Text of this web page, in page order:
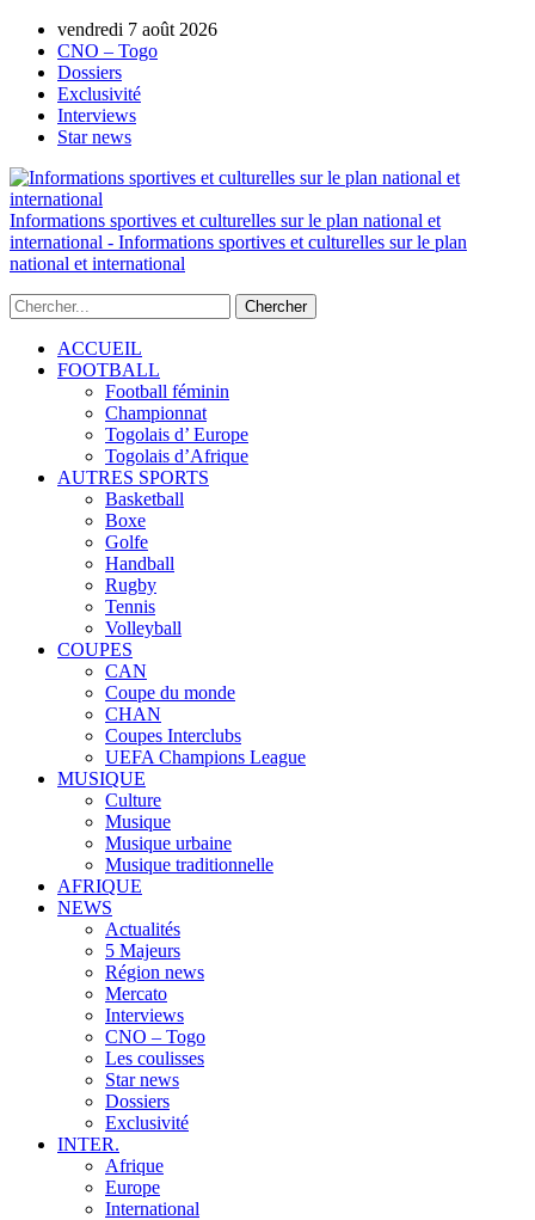
vendredi 7 août 2026
CNO – Togo
Dossiers
Exclusivité
Interviews
Star news
Informations sportives et culturelles sur le plan national et
international - Informations sportives et culturelles sur le plan
national et international
ACCUEIL
FOOTBALL
Football féminin
Championnat
Togolais d’ Europe
Togolais d’Afrique
AUTRES SPORTS
Basketball
Boxe
Golfe
Handball
Rugby
Tennis
Volleyball
COUPES
CAN
Coupe du monde
CHAN
Coupes Interclubs
UEFA Champions League
MUSIQUE
Culture
Musique
Musique urbaine
Musique traditionnelle
AFRIQUE
NEWS
Actualités
5 Majeurs
Région news
Mercato
Interviews
CNO – Togo
Les coulisses
Star news
Dossiers
Exclusivité
INTER.
Afrique
Europe
International
AUTORISATION DE LA HAAC N°0134/HAAC/12-